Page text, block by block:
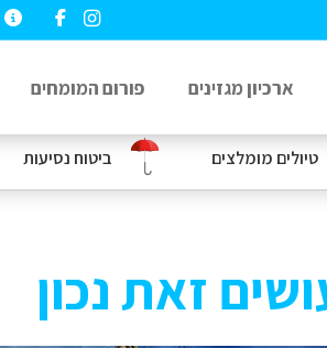
טיולים מומלצים ביטוח נסיעות
ארכיון מגזינים פורום המומחים
זאת נכון